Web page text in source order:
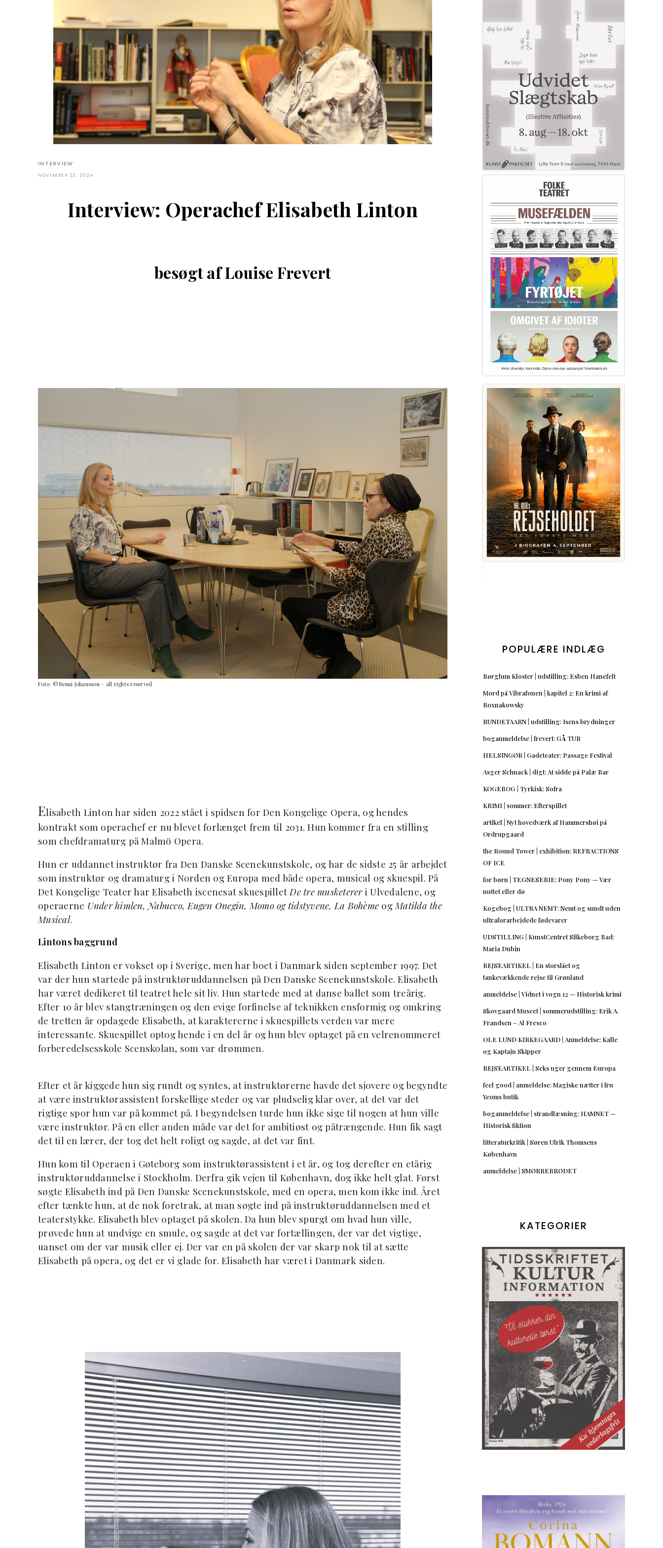
INTERVIEW
NOVEMBER 22, 2024
Interview: Operachef Elisabeth Linton
besøgt af Louise Frevert
Foto: © Benni Johansson – all rights reserved
Elisabeth Linton har siden 2022 stået i spidsen for Den Kongelige Opera, og hendes
kontrakt som operachef er nu blevet forlænget frem til 2031. Hun kommer fra en stilling
som chefdramaturg på Malmö Opera.
Hun er uddannet instruktør fra Den Danske Scenekunstskole, og har de sidste 25 år arbejdet
som instruktør og dramaturg i Norden og Europa med både opera, musical og skuespil. På
Det Kongelige Teater har Elisabeth iscenesat skuespillet De tre musketereri Ulvedalene, og
operaerne Under himlen, Nabucco, Eugen Onegin, Momo og tidstyvene, La Bohème og Matilda the
Musical.
Lintons baggrund
Elisabeth Linton er vokset op i Sverige, men har boet i Danmark siden september 1997. Det
var der hun startede på instruktøruddannelsen på Den Danske Scenekunstskole. Elisabeth
har været dedikeret til teatret hele sit liv. Hun startede med at danse ballet som treårig.
Efter 10 år blev stangtræningen og den evige forfinelse af teknikken ensformig og omkring
de tretten år opdagede Elisabeth, at karaktererne i skuespillets verden var mere
interessante. Skuespillet optog hende i en del år og hun blev optaget på en velrenommeret
forberedelsesskole Scenskolan, som var drømmen.
Efter et år kiggede hun sig rundt og syntes, at instruktørerne havde det sjovere og begyndte
at være instruktørassistent forskellige steder og var pludselig klar over, at det var det
rigtige spor hun var på kommet på. I begyndelsen turde hun ikke sige til nogen at hun ville
være instruktør. På en eller anden måde var det for ambitiøst og påtrængende. Hun fik sagt
det til en lærer, der tog det helt roligt og sagde, at det var fint.
Hun kom til Operaen i Gøteborg som instruktørassistent i et år, og tog derefter en etårig
instruktøruddannelse i Stockholm. Derfra gik vejen til København, dog ikke helt glat. Først
søgte Elisabeth ind på Den Danske Scenekunstskole, med en opera, men kom ikke ind. Året
efter tænkte hun, at de nok foretrak, at man søgte ind på instruktøruddannelsen med et
teaterstykke. Elisabeth blev optaget på skolen. Da hun blev spurgt om hvad hun ville,
prøvede hun at undvige en smule, og sagde at det var fortællingen, der var det vigtige,
uanset om der var musik eller ej. Der var en på skolen der var skarp nok til at sætte
Elisabeth på opera, og det er vi glade for. Elisabeth har været i Danmark siden.
POPULÆRE INDLÆG
Børglum Kloster | udstilling: Esben Hanefelt
Mord på Vibrafonen | kapitel 2: En krimi af
Roxnakowsky
RUNDETAARN | udstilling: Isens brydninger
boganmeldelse | frevert: GÅ TUR
HELSINGØR | Gadeteater: Passage Festival
Asger Schnack | digt: At sidde på Palæ Bar
KOGEBOG | Tyrkisk: Sofra
KRIMI | sommer: Efterspillet
artikel | Nyt hovedværk af Hammershøi på
Ordrupgaard
the Round Tower | exhibition: REFRACTIONS
OF ICE
for børn | TEGNESERIE: Pony Pony — Vær
nuttet eller dø
Kogebog | ULTRA NEMT: Nemt og sundt uden
ultraforarbejdede fødevarer
UDSTILLING | KunstCentret Silkeborg Bad:
Maria Dubin
REJSEARTIKEL | En storslået og
tankevækkende rejse til Grønland
anmeldelse | Vidnet i vogn 12 — Historisk krimi
Skovgaard Museet | sommerudstilling: Erik A.
Frandsen – Al Fresco
OLE LUND KIRKEGAARD | Anmeldelse: Kalle
og Kaptajn Skipper
REJSEARTIKEL | Seks uger gennem Europa
feel good | anmeldelse: Magiske nætter i fru
Yeoms butik
boganmeldelse | strandlæsning: HAMNET —
Historisk fiktion
litteraturkritik | Søren Ulrik Thomsens
København
anmeldelse | SMØRREBRØDET
KATEGORIER